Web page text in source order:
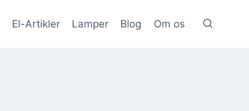
El-Artikler Lamper Blog Om os